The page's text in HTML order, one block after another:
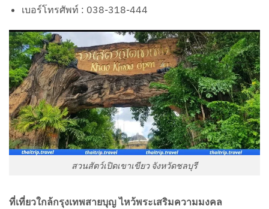
เบอร์โทรศัพท์ : 038-318-444
สวนสัตว์เปิดเขาเขียว จังหวัดชลบุรี
ที่เที่ยวใกล้กรุงเทพสายบุญ ไหว้พระเสริมความมงคล